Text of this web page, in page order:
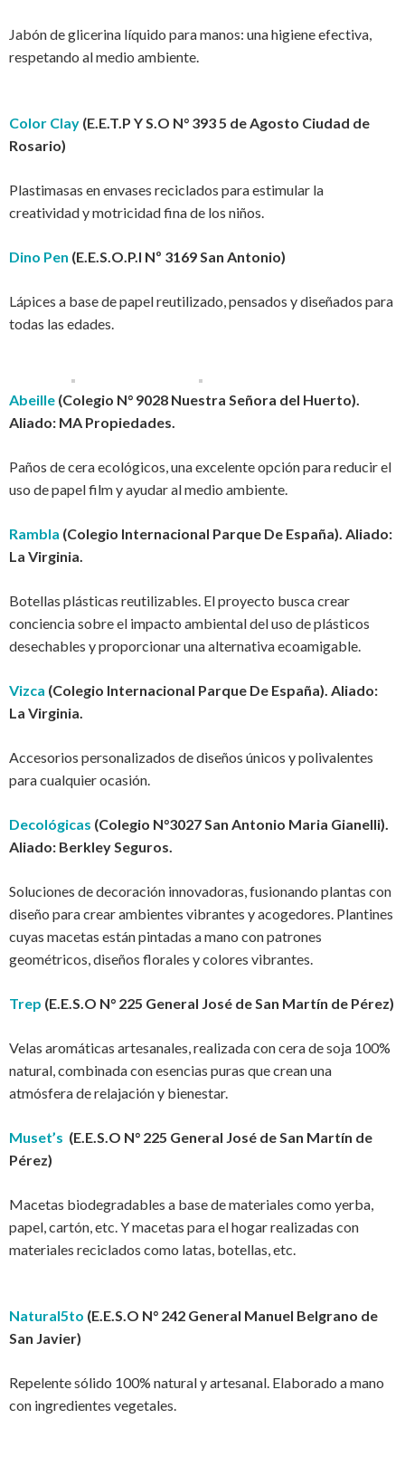
Jabón de glicerina líquido para manos: una higiene efectiva,
respetando al medio ambiente.
Color Clay (E.E.T.P Y S.O N° 393 5 de Agosto Ciudad de
Rosario)
Plastimasas en envases reciclados para estimular la
creatividad y motricidad fina de los niños.
Dino Pen (E.E.S.O.P.I Nº 3169 San Antonio)
Lápices a base de papel reutilizado, pensados y diseñados para
todas las edades.
Abeille (Colegio N° 9028 Nuestra Señora del Huerto).
Aliado: MA Propiedades.
Paños de cera ecológicos, una excelente opción para reducir el
uso de papel film y ayudar al medio ambiente.
Rambla (Colegio Internacional Parque De España). Aliado:
La Virginia.
Botellas plásticas reutilizables. El proyecto busca crear
conciencia sobre el impacto ambiental del uso de plásticos
desechables y proporcionar una alternativa ecoamigable.
Vizca (Colegio Internacional Parque De España). Aliado:
La Virginia.
Accesorios personalizados de diseños únicos y polivalentes
para cualquier ocasión.
Decológicas (Colegio N°3027 San Antonio Maria Gianelli).
Aliado: Berkley Seguros.
Soluciones de decoración innovadoras, fusionando plantas con
diseño para crear ambientes vibrantes y acogedores. Plantines
cuyas macetas están pintadas a mano con patrones
geométricos, diseños florales y colores vibrantes.
Trep (E.E.S.O N° 225 General José de San Martín de Pérez)
Velas aromáticas artesanales, realizada con cera de soja 100%
natural, combinada con esencias puras que crean una
atmósfera de relajación y bienestar.
Muset’s (E.E.S.O N° 225 General José de San Martín de
Pérez)
Macetas biodegradables a base de materiales como yerba,
papel, cartón, etc. Y macetas para el hogar realizadas con
materiales reciclados como latas, botellas, etc.
Natural5to (E.E.S.O N° 242 General Manuel Belgrano de
San Javier)
Repelente sólido 100% natural y artesanal. Elaborado a mano
con ingredientes vegetales.